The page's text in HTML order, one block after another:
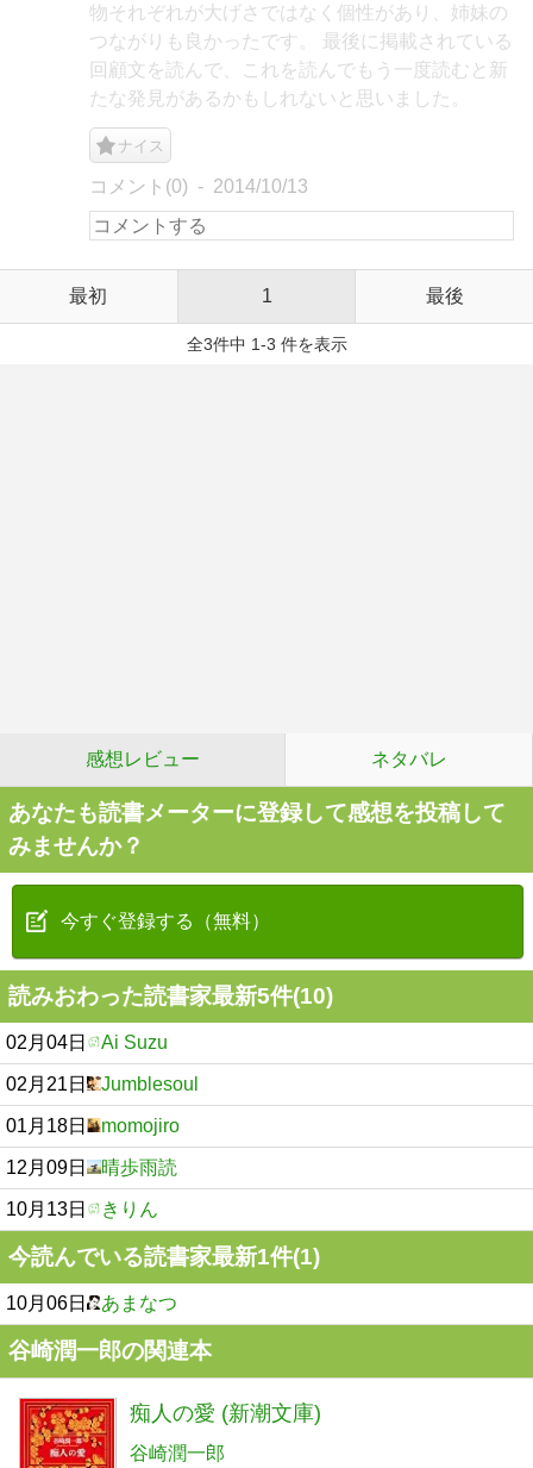
物それぞれが大げさではなく個性があり、姉妹の
つながりも良かったです。 最後に掲載されている
回顧文を読んで、これを読んでもう一度読むと新
たな発見があるかもしれないと思いました。
ナイス
コメント(0) 2014/10/13
最初 1 最後
全3件中 1-3 件を表示
感想レビュー ネタバレ
あなたも読書メーターに登録して感想を投稿して
みませんか？
今すぐ登録する（無料）
読みおわった読書家最新5件(10)
02月04日 Ai Suzu
02月21日 Jumblesoul
01月18日 momojiro
12月09日 晴歩雨読
10月13日 きりん
今読んでいる読書家最新1件(1)
10月06日 あまなつ
谷崎潤一郎の関連本
痴人の愛 (新潮文庫)
谷崎潤一郎